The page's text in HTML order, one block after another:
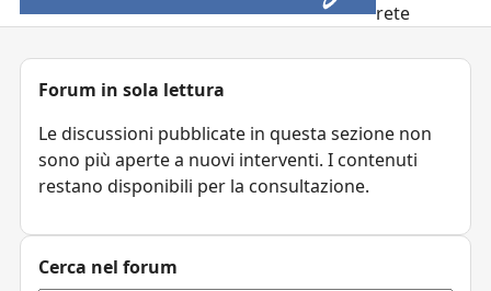
rete
Forum in sola lettura
Le discussioni pubblicate in questa sezione non
sono più aperte a nuovi interventi. I contenuti
restano disponibili per la consultazione.
Cerca nel forum